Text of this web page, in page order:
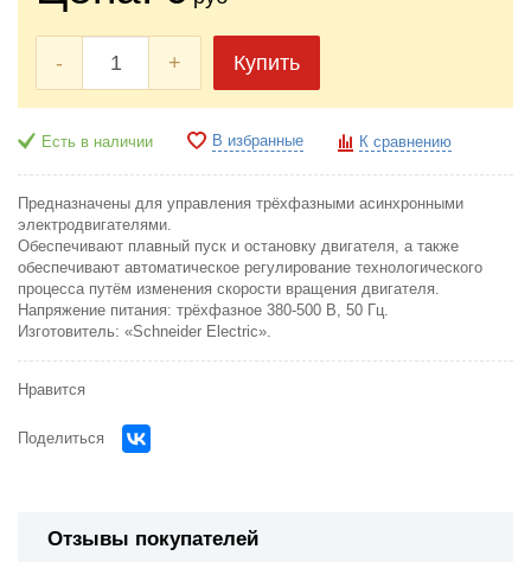
- + Купить
Есть в наличии В избранные К сравнению
Предназначены для управления трёхфазными асинхронными
электродвигателями.
Обеспечивают плавный пуск и остановку двигателя, а также
обеспечивают автоматическое регулирование технологического
процесса путём изменения скорости вращения двигателя.
Напряжение питания: трёхфазное 380-500 В, 50 Гц.
Изготовитель: «Schneider Electric».
Нравится
Поделиться
Отзывы покупателей